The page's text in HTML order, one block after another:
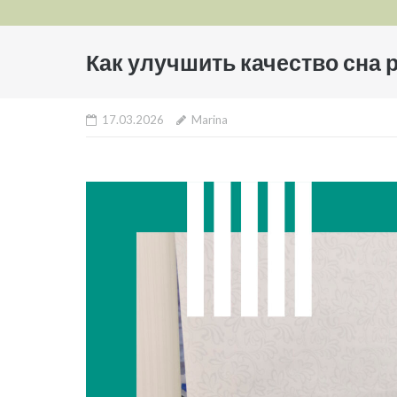
Как улучшить качество сна
17.03.2026 Marina